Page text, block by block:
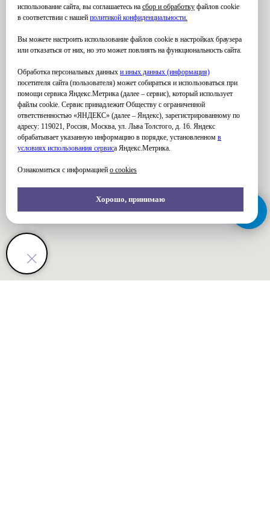
использование сайта, вы соглашаетесь на сбор и обработку файлов cookie
в соответствии с нашей политикой конфиденциальности.
Вы можете настроить использование файлов cookie в настройках браузера
или отказаться от них, но это может повлиять на функциональность сайта.
Обработка персональных данных и иных данных (информация)
посетителя сайта (пользователя) может собираться и использоваться при
помощи сервиса Яндекс.Метрика (далее – сервис), который использует
файлы cookie. Сервис принадлежит Обществу с ограниченной
ответственностью «ЯНДЕКС» (далее – Яндекс), зарегистрированному по
адресу: 119021, Россия, Москва, ул. Льва Толстого, д. 16. Яндекс
обрабатывает указанную информацию в порядке, установленном в
условиях использования сервиса Яндекс.Метрика.
Ознакомиться с информацией о cookies
Хорошо, принимаю